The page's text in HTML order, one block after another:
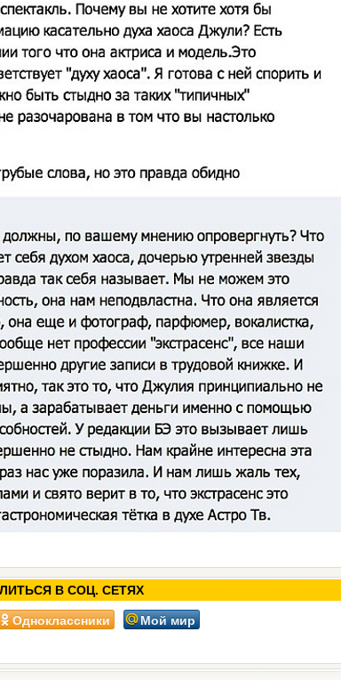
В СОЦ. СЕТЯХ
Одноклассники Мой мир